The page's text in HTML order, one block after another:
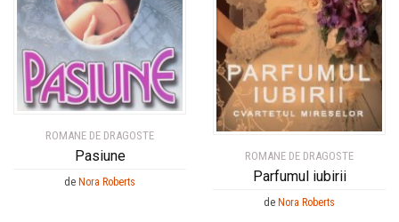
ROMANE DE DRAGOSTE
Pasiune
de Nora Roberts
ROMANE DE DRAGOSTE
Parfumul iubirii
de Nora Roberts